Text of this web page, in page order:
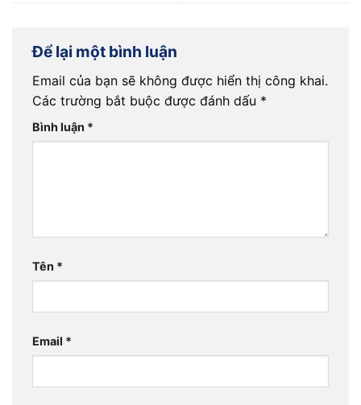
Để lại một bình luận
Email của bạn sẽ không được hiển thị công khai.
Các trường bắt buộc được đánh dấu *
Bình luận *
Tên *
Email *